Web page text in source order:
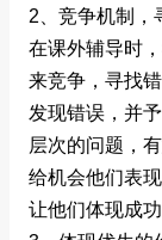
2、竞争机制，
在课外辅导时
来竞争，寻找
发现错误，并
层次的问题，
给机会他们表
让他们体现成功